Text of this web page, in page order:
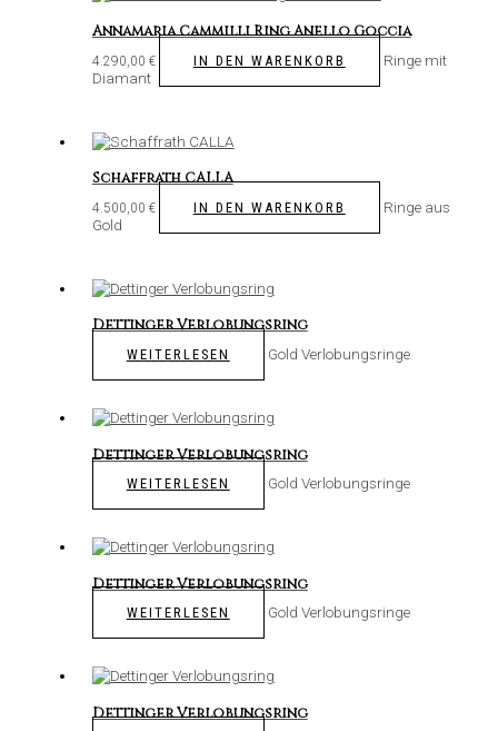
Annamaria Cammilli Ring Anello Goccia
4.290,00 € IN DEN WARENKORB
Ringe mit
Diamant
Schaffrath CALLA
4.500,00 € IN DEN WARENKORB
Ringe aus
Gold
Dettinger Verlobungsring
WEITERLESEN Gold Verlobungsringe
Dettinger Verlobungsring
WEITERLESEN Gold Verlobungsringe
Dettinger Verlobungsring
WEITERLESEN Gold Verlobungsringe
Dettinger Verlobungsring